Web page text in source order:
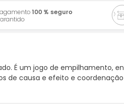
100 % seguro
É um jogo de empilhamento,
de causa e efeito e